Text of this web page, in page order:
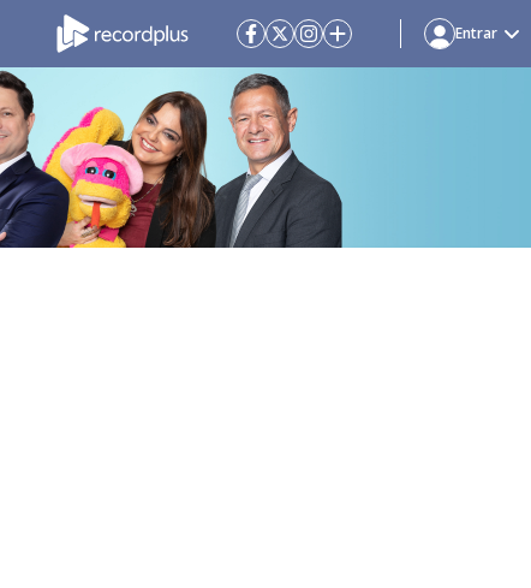
Entrar